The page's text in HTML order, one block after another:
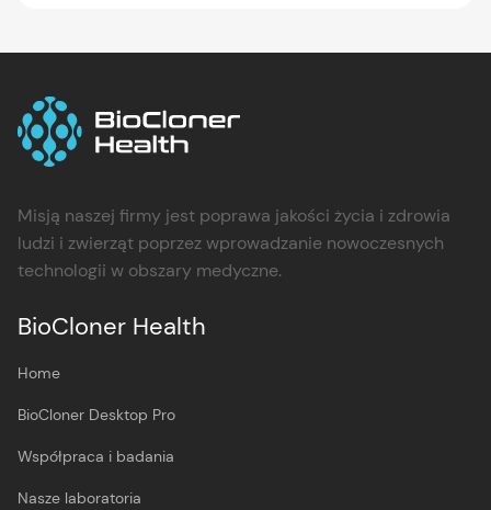
Misją naszej firmy jest poprawa jakości życia i zdrowia
ludzi i zwierząt poprzez wprowadzanie nowoczesnych
technologii w obszary medyczne.
BioCloner Health
Home
BioCloner Desktop Pro
Współpraca i badania
Nasze laboratoria